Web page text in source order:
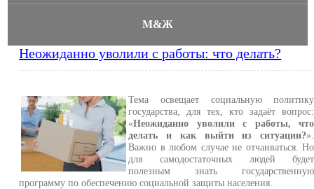
М&Ж
Неожиданно уволили с работы: что делать?
Тема освещает социальную политику
государства, для тех, кто задаёт вопрос:
«Неожиданно уволили с работы, что
делать и как выйти из ситуации?».
Важно в любом случае не отчаиваться. Но
для самодостаточных людей будет
полезным знать государственную
программу по обеспечению социальной защиты населения.